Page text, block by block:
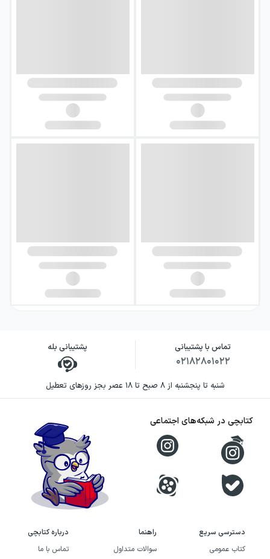
تماس با پشتیبانی
۰۲۱۸۲۸۰۱۰۲۲
پشتیبانی بله
شنبه تا پنجشنبه از ۸ صبح تا ۱۸ عصر بجز روزهای تعطیل
دسترسی سریع
کتاب عمومی
راهنما
سوالات متداول
درباره کتابچی
تماس با ما
کتابچی در شبکه‌های اجتماعی